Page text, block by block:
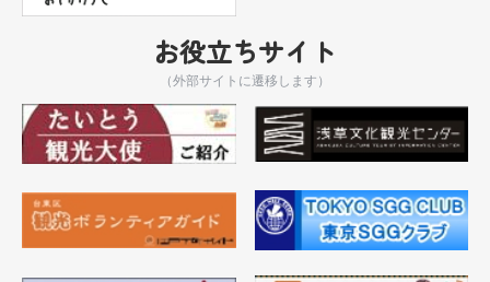
お役立ちサイト
（外部サイトに遷移します）